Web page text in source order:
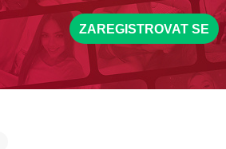
ZAREGISTROVAT SE